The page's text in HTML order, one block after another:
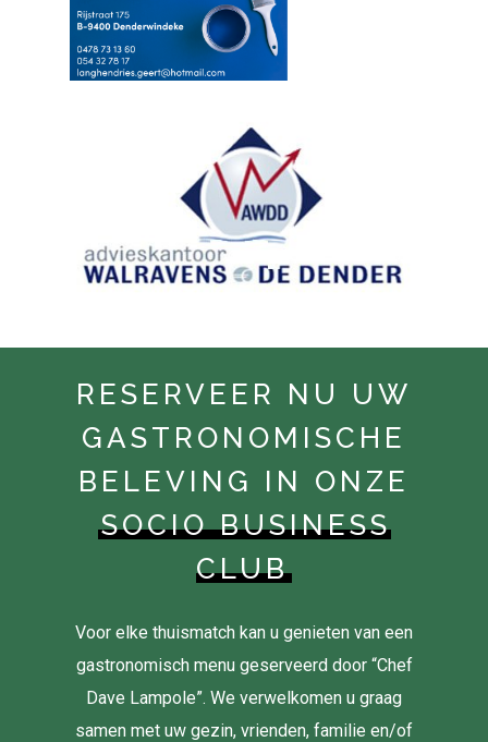
RESERVEER NU UW
GASTRONOMISCHE
BELEVING IN ONZE
SOCIO BUSINESS
CLUB
Voor elke thuismatch kan u genieten van een
gastronomisch menu geserveerd door “Chef
Dave Lampole”. We verwelkomen u graag
samen met uw gezin, vrienden, familie en/of